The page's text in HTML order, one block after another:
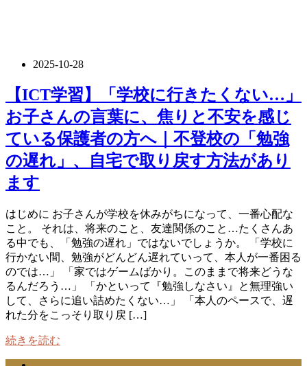
2025-10-28
【ICT学習】「学校に行きたくない…」
お子さんの言葉に、焦りと不安を感じ
ている保護者の方へ｜不登校の「勉強
の遅れ」、自宅で取り戻す方法があり
ます
はじめに お子さんが学校を休みがちになって、一番心配な
こと。 それは、将来のこと、友達関係のこと…たくさんあ
る中でも、「勉強の遅れ」ではないでしょうか。 「学校に
行かない間、勉強がどんどん遅れていって、本人が一番困る
のでは…」 「家ではゲームばかり。このままで将来どうな
るんだろう…」 「かといって『勉強しなさい』と無理強い
して、さらに追い詰めたくない…」 「本人のペースで、遅
れた分をこっそり取り戻 […]
続きを読む